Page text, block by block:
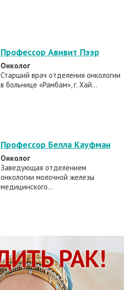
Профессор Авивит Пээр
Онколог
Старший врач отделения онкологии
в больнице «Рамбам», г. Хай...
Профессор Белла Кауфман
Онколог
Заведующая отделением
онкологии молочной железы
медицинского...